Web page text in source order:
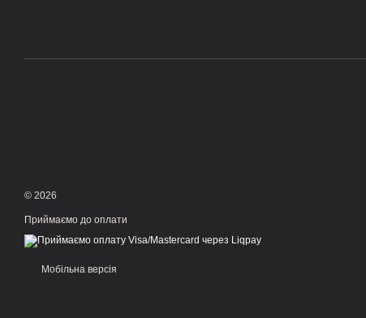
© 2026
Приймаємо до оплати
Мобільна версія